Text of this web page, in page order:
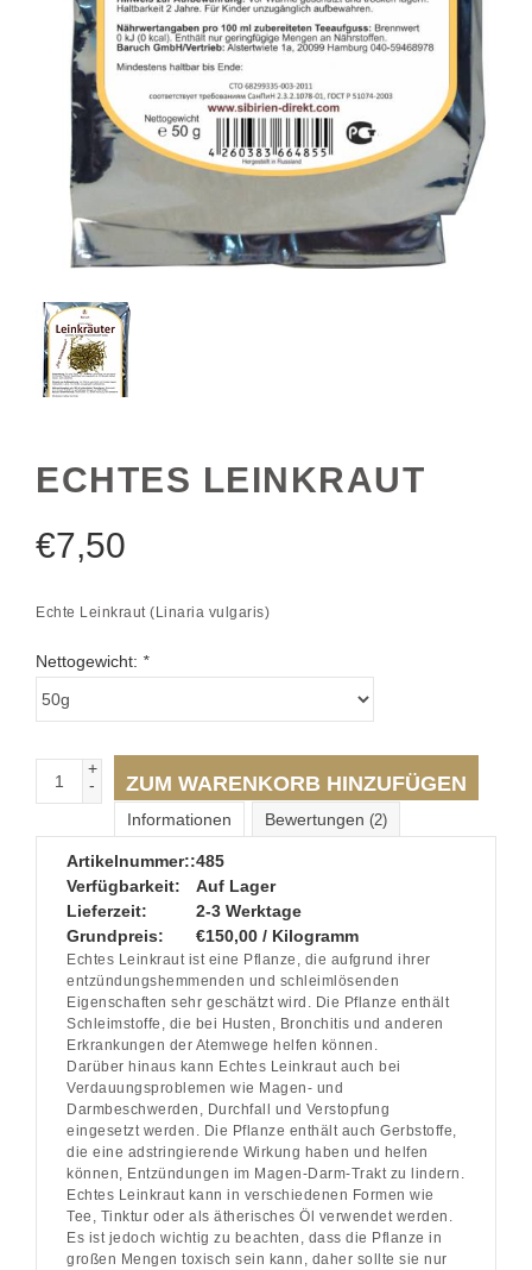
ECHTES LEINKRAUT
€7,50
Echte Leinkraut (Linaria vulgaris)
Nettogewicht: *
+
-
ZUM WARENKORB HINZUFÜGEN
Informationen Bewertungen (2)
Artikelnummer::485
Verfügbarkeit:
Auf Lager
Lieferzeit:
2-3 Werktage
Grundpreis:
€150,00 / Kilogramm
Echtes Leinkraut ist eine Pflanze, die aufgrund ihrer
entzündungshemmenden und schleimlösenden
Eigenschaften sehr geschätzt wird. Die Pflanze enthält
Schleimstoffe, die bei Husten, Bronchitis und anderen
Erkrankungen der Atemwege helfen können.
Darüber hinaus kann Echtes Leinkraut auch bei
Verdauungsproblemen wie Magen- und
Darmbeschwerden, Durchfall und Verstopfung
eingesetzt werden. Die Pflanze enthält auch Gerbstoffe,
die eine adstringierende Wirkung haben und helfen
können, Entzündungen im Magen-Darm-Trakt zu lindern.
Echtes Leinkraut kann in verschiedenen Formen wie
Tee, Tinktur oder als ätherisches Öl verwendet werden.
Es ist jedoch wichtig zu beachten, dass die Pflanze in
großen Mengen toxisch sein kann, daher sollte sie nur